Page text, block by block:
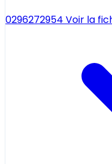
0296272954 Voir la